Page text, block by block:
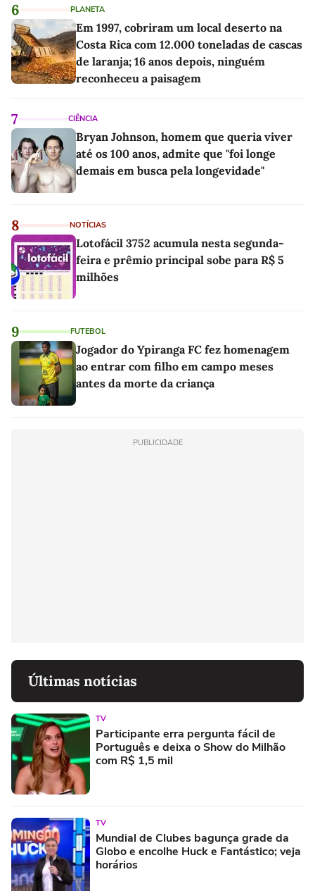
6 PLANETA
Em 1997, cobriram um local deserto na
Costa Rica com 12.000 toneladas de cascas
de laranja; 16 anos depois, ninguém
reconheceu a paisagem
7 CIÊNCIA
Bryan Johnson, homem que queria viver
até os 100 anos, admite que "foi longe
demais em busca pela longevidade"
8 NOTÍCIAS
Lotofácil 3752 acumula nesta segunda-
feira e prêmio principal sobe para R$ 5
milhões
9 FUTEBOL
Jogador do Ypiranga FC fez homenagem
ao entrar com filho em campo meses
antes da morte da criança
PUBLICIDADE
Últimas notícias
TV
Participante erra pergunta fácil de
Português e deixa o Show do Milhão
com R$ 1,5 mil
TV
Mundial de Clubes bagunça grade da
Globo e encolhe Huck e Fantástico; veja
horários